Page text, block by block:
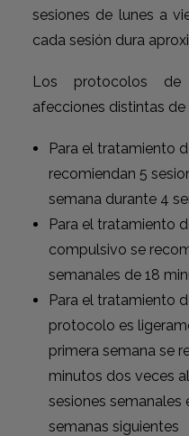
sesiones de lunes a
cada sesión dura
Los protocolos de
afecciones distintas de
Para el tratamiento
recomiendan 5
semana durante 4
Para el tratamiento
compulsivo se
semanales de 18
Para el tratamiento
protocolo es
primera semana se
minutos dos veces
sesiones semanales
semanas siguientes